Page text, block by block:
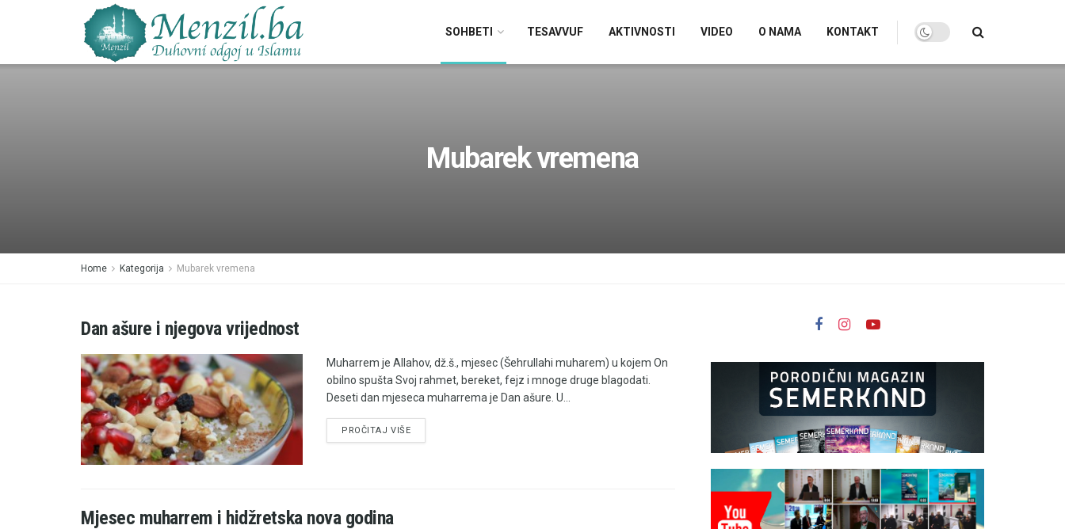
SOHBETI TESAVVUF AKTIVNOSTI VIDEO O NAMA KONTAKT
Mubarek vremena
Home Kategorija Mubarek vremena
Dan ašure i njegova vrijednost
Muharrem je Allahov, dž.š., mjesec (Šehrullahi muharem) u kojem On
obilno spušta Svoj rahmet, bereket, fejz i mnoge druge blagodati.
Deseti dan mjeseca muharrema je Dan ašure. U...
PROČITAJ VIŠE
Mjesec muharrem i hidžretska nova godina